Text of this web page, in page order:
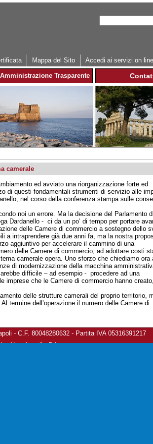
Accedi ai servizi on line
Mappa del Sito
Amministrazione Trasparente
camerale
ed avviato una riorganizzazione forte ed
di questi fondamentali strumenti di servizio alle
nel corso della conferenza stampa sulle
noi un errore. Ma la decisione del Parlamento di
Dardanello - ci da un po’ di tempo per portare
delle Camere di commercio a sostegno dello
a intraprendere già due anni fa, ma la nostra
aggiuntivo per accelerare il cammino di una
delle Camere di commercio, ad adottare costi
camerale opera. Uno sforzo che chiediamo ora
di modernizzazione della macchina
difficile – ad esempio - procedere ad una
imprese che le Camere di commercio hanno
delle strutture camerali del proprio territorio,
termine dell’operazione il numero delle Camere di
- C.F. 80048280632 - Partita IVA 05316391217
-Note Legali-Privacy